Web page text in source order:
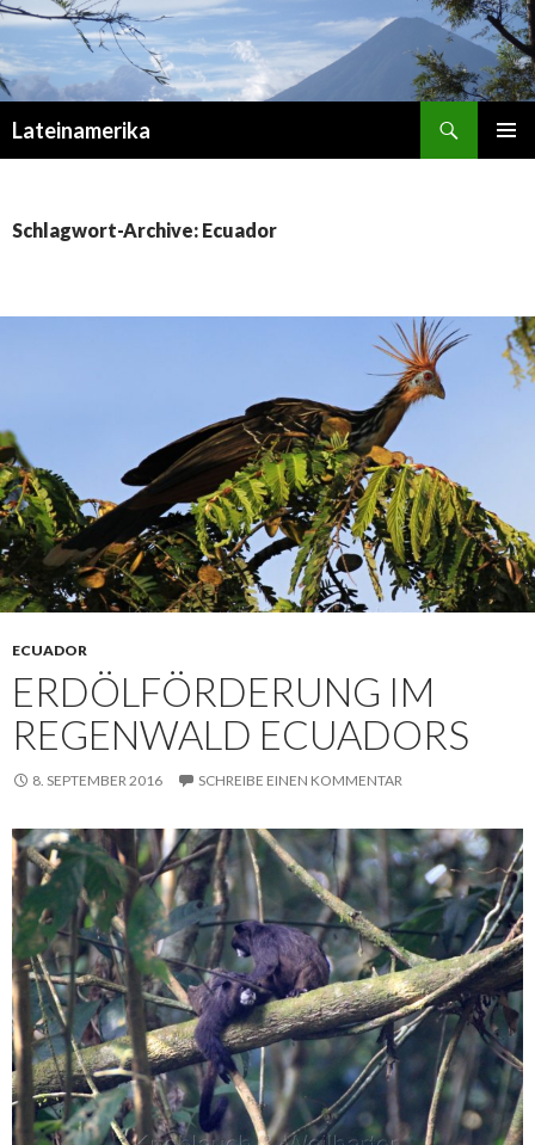
Lateinamerika
Schlagwort-Archive: Ecuador
ECUADOR
ERDÖLFÖRDERUNG IM
REGENWALD ECUADORS
8. SEPTEMBER 2016 SCHREIBE EINEN KOMMENTAR